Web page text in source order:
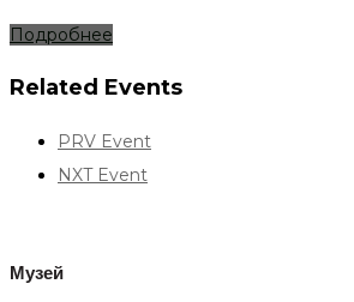
Подробнее
Related Events
PRV Event
NXT Event
Музей